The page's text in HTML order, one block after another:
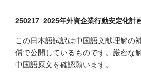
250217_2025年外資企業行動安定化計
この日本語試訳は中国語文献理解の
償で公開しているものです。厳密な
中国語原文を確認願います。